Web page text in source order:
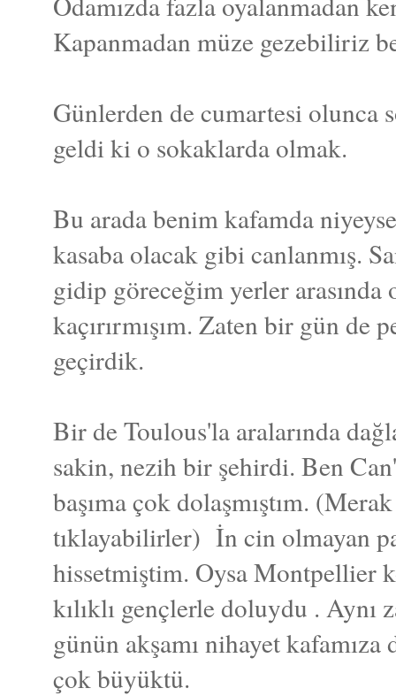
Kapanmadan müze gezebiliriz
Günlerden de cumartesi olunca
geldi ki o sokaklarda olmak.
Bu arada benim kafamda
kasaba olacak gibi canlanmış.
gidip göreceğim yerler arasında
kaçırırmışım. Zaten bir gün de
geçirdik.
Bir de Toulous'la aralarında
sakin, nezih bir şehirdi. Ben
başıma çok dolaşmıştım.
tıklayabilirler) İn cin olmayan
hissetmiştim. Oysa Montpellier
kılıklı gençlerle doluydu .
günün akşamı nihayet
çok büyüktü.